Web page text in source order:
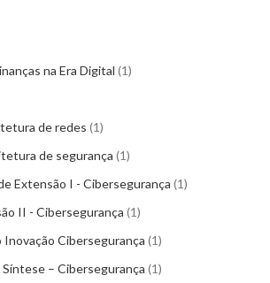
na Era Digital 1
de redes 1
de segurança 1
Extensão I - Cibersegurança 1
II - Cibersegurança 1
Cibersegurança 1
– Cibersegurança 1